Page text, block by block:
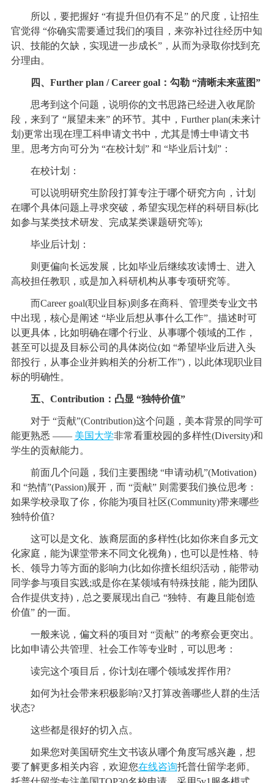
所以，要把握好 “有提升但仍有不足” 的尺度，让招生
官觉得 “你确实需要通过我们的项目，来弥补过往经历中知
识、技能的欠缺，实现进一步成长”，从而为录取你找到充
分理由。
四、Further plan / Career goal：勾勒 “清晰未来蓝图”
思考到这个问题，说明你的文书思路已经进入收尾阶
段，来到了 “展望未来” 的环节。其中，Further plan(未来计
划)更常出现在理工科申请文书中，尤其是博士申请文书
里。思考方向可分为 “在校计划” 和 “毕业后计划”：
在校计划：
可以说明研究生阶段打算专注于哪个研究方向，计划
在哪个具体问题上寻求突破，希望实现怎样的科研目标(比
如参与某类技术研发、完成某类课题研究等);
毕业后计划：
则更偏向长远发展，比如毕业后继续攻读博士、进入
高校担任教职，或是加入科研机构从事专项研究等。
而Career goal(职业目标)则多在商科、管理类专业文书
中出现，核心是阐述 “毕业后想从事什么工作”。描述时可
以更具体，比如明确在哪个行业、从事哪个领域的工作，
甚至可以提及目标公司的具体岗位(如 “希望毕业后进入头
部投行，从事企业并购相关的分析工作”)，以此体现职业目
标的明确性。
五、Contribution：凸显 “独特价值”
对于 “贡献”(Contribution)这个问题，美本背景的同学可
能更熟悉 —— 美国大学非常看重校园的多样性(Diversity)和
学生的贡献能力。
前面几个问题，我们主要围绕 “申请动机”(Motivation)
和 “热情”(Passion)展开，而 “贡献” 则需要我们换位思考：
如果学校录取了你，你能为项目社区(Community)带来哪些
独特价值?
这可以是文化、族裔层面的多样性(比如你来自多元文
化家庭，能为课堂带来不同文化视角)，也可以是性格、特
长、领导力等方面的影响力(比如你擅长组织活动，能带动
同学参与项目实践;或是你在某领域有特殊技能，能为团队
合作提供支持)，总之要展现出自己 “独特、有趣且能创造
价值” 的一面。
一般来说，偏文科的项目对 “贡献” 的考察会更突出。
比如申请公共管理、社会工作等专业时，可以思考：
读完这个项目后，你计划在哪个领域发挥作用?
如何为社会带来积极影响?又打算改善哪些人群的生活
状态?
这些都是很好的切入点。
如果您对美国研究生文书该从哪个角度写感兴趣，想
要了解更多相关内容，欢迎您在线咨询托普仕留学老师。